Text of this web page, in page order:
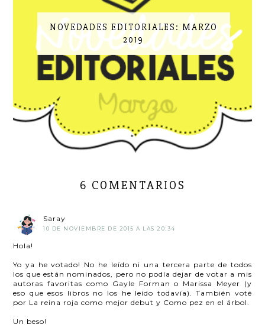
NOVEDADES EDITORIALES: MARZO
2019
6 COMENTARIOS
Saray
10 DE NOVIEMBRE DE 2015 A LAS 20:34
Hola!
Yo ya he votado! No he leído ni una tercera parte de todos
los que están nominados, pero no podía dejar de votar a mis
autoras favoritas como Gayle Forman o Marissa Meyer (y
eso que esos libros no los he leído todavía). También voté
por La reina roja como mejor debut y Como pez en el árbol.
Un beso!